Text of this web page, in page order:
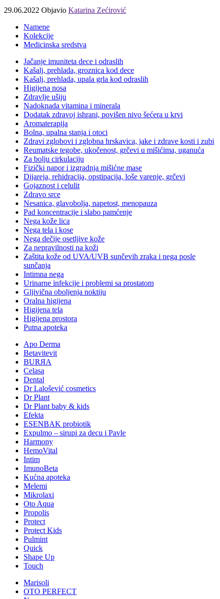
29.06.2022 Objavio Katarina Zećirović
Namene
Kolekcije
Medicinska sredstva
Jačanje imuniteta dece i odraslih
Kašalj, prehlada, groznica kod dece
Kašalj, prehlada, upala grla kod odraslih
Higijena nosa
Zdravlje ušiju
Nadoknada vitamina i minerala
Dodatak zdravoj ishrani, povišen nivo šećera u krvi
Aromaterapija
Bolna, upalna stanja i otoci
Zdravi zglobovi i zglobna hrskavica, jake i zdrave kosti i zubi
Reumatske tegobe, ukočenost, grčevi u mišićima, uganuća
Za bolju cirkulaciju
Fizički napor i izgradnja mišićne mase
Dijareja, rehidracija, opstipacija, loše varenje, grčevi
Gojaznost i celulit
Zdravo srce
Nesanica, glavobolja, napetost, menopauza
Pad koncentracije i slabo pamćenje
Nega kože lica
Nega tela i kose
Nega dečije osetljive kože
Za nepravilnosti na koži
Zaštita kože od UVA/UVB sunčevih zraka i nega posle
sunčanja
Intimna nega
Urinarne infekcije i problemi sa prostatom
Gljivična oboljenja noktiju
Oralna higijena
Higijena tela
Higijena prostora
Putna apoteka
Apo Derma
Betavitevit
BURЯA
Celasa
Dental
Dr Lalošević cosmetics
Dr Plant
Dr Plant baby & kids
Efekta
ESENBAK probiotik
Expulmo – sirupi za decu i Pavle
Harmony
HemoVital
Intim
ImunoBeta
Kućna apoteka
Melemi
Mikrolaxi
Oto Aqua
Propolis
Protect
Protect Kids
Pulmint
Quick
Shape Up
Touch
Marisoli
OTO PERFECT